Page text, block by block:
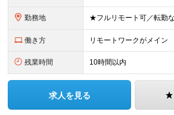
勤務地
働き方 リモートワークがメイン
残業時間 10時間以内
求人を見る